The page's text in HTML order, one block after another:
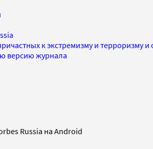
к экстремизму и терроризму
версию журнала
Russia на Android